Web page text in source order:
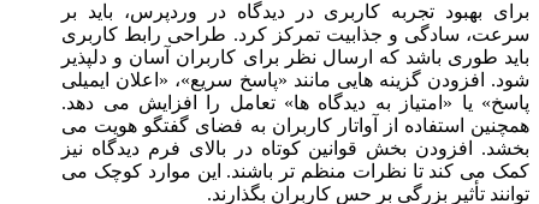
برای بهبود تجربه کاربری در دیدگاه در وردپرس، باید بر
سرعت، سادگی و جذابیت تمرکز کرد. طراحی رابط کاربری
باید طوری باشد که ارسال نظر برای کاربران آسان و دلپذیر
شود. افزودن گزینه هایی مانند «پاسخ سریع»، «اعلان ایمیلی
پاسخ» یا «امتیاز به دیدگاه ها» تعامل را افزایش می دهد.
همچنین استفاده از آواتار کاربران به فضای گفتگو هویت می
بخشد. افزودن بخش قوانین کوتاه در بالای فرم دیدگاه نیز
کمک می کند تا نظرات منظم تر باشند. این موارد کوچک می
توانند تأثیر بزرگی بر حس کاربران بگذارند.